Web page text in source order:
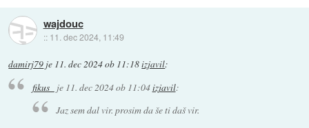
wajdouc
:: 11. dec 2024, 11:49
damirj79 je 11. dec 2024 ob 11:18izjavil:
fikus_ je 11. dec 2024 ob 11:04izjavil:
Jaz sem dal vir. prosim da še ti daš vir.